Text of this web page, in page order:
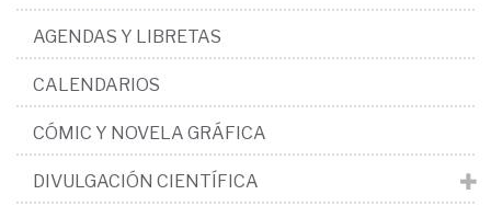
AGENDAS Y LIBRETAS
CALENDARIOS
CÓMIC Y NOVELA GRÁFICA
DIVULGACIÓN CIENTÍFICA